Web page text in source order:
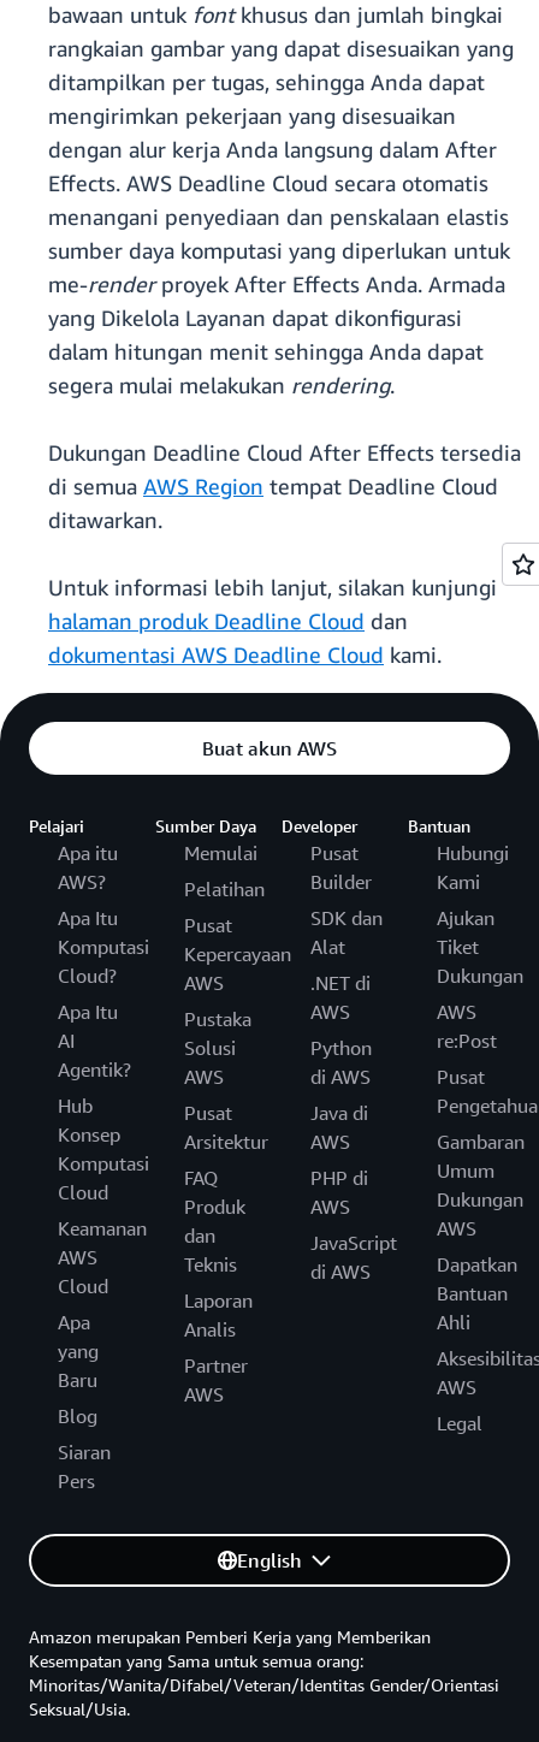
bawaan untuk fontkhusus dan jumlah bingkai
rangkaian gambar yang dapat disesuaikan yang
ditampilkan per tugas, sehingga Anda dapat
mengirimkan pekerjaan yang disesuaikan
dengan alur kerja Anda langsung dalam After
Effects. AWS Deadline Cloud secara otomatis
menangani penyediaan dan penskalaan elastis
sumber daya komputasi yang diperlukan untuk
me-renderproyek After Effects Anda. Armada
yang Dikelola Layanan dapat dikonfigurasi
dalam hitungan menit sehingga Anda dapat
segera mulai melakukan rendering.
Dukungan Deadline Cloud After Effects tersedia
di semua AWS Region tempat Deadline Cloud
ditawarkan.
Untuk informasi lebih lanjut, silakan kunjungi
halaman produk Deadline Cloud dan
dokumentasi AWS Deadline Cloud kami.
Buat akun AWS
Pelajari
Apa itu
AWS?
Apa Itu
Komputasi
Cloud?
Apa Itu
AI
Agentik?
Hub
Konsep
Komputasi
Cloud
Keamanan
AWS
Cloud
Apa
yang
Baru
Blog
Siaran
Pers
Sumber Daya
Memulai
Pelatihan
Pusat
Kepercayaan
AWS
Pustaka
Solusi
AWS
Pusat
Arsitektur
FAQ
Produk
dan
Teknis
Laporan
Analis
Partner
AWS
Developer
Pusat
Builder
SDK dan
Alat
.NET di
AWS
Python
di AWS
Java di
AWS
PHP di
AWS
JavaScript
di AWS
Bantuan
Hubungi
Kami
Ajukan
Tiket
Dukungan
AWS
re:Post
Pusat
Gambaran
Umum
Dukungan
AWS
Dapatkan
Bantuan
Ahli
AWS
Legal
English
Amazon merupakan Pemberi Kerja yang Memberikan
Kesempatan yang Sama untuk semua orang:
Minoritas/Wanita/Difabel/Veteran/Identitas Gender/Orientasi
Seksual/Usia.